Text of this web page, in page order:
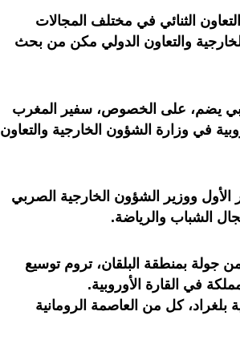
الثنائي في مختلف المجالات
الخارجية والتعاون الدولي مكن من بحث
يضم، على الخصوص، سفير المغرب
في وزارة الشؤون الخارجية والتعاون
ووزير الشؤون الخارجية الصربي
الشباب والرياضة.
جولة بمنطقة البلقان، تروم توسيع
في القارة الأوروبية.
بلغراد، كل من العاصمة الرومانية